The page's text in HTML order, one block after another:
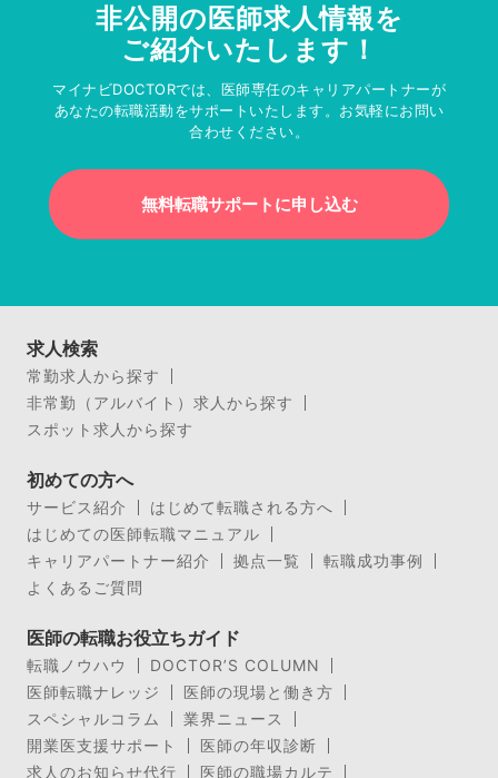
非公開の医師求人情報を
ご紹介いたします！
マイナビDOCTORでは、医師専任のキャリアパートナーが
あなたの転職活動をサポートいたします。お気軽にお問い
合わせください。
無料転職サポートに申し込む
求人検索
常勤求人から探す
非常勤（アルバイト）求人から探す
スポット求人から探す
初めての方へ
サービス紹介
はじめて転職される方へ
はじめての医師転職マニュアル
キャリアパートナー紹介
拠点一覧
転職成功事例
よくあるご質問
医師の転職お役立ちガイド
転職ノウハウ
DOCTOR’S COLUMN
医師転職ナレッジ
医師の現場と働き方
スペシャルコラム
業界ニュース
開業医支援サポート
医師の年収診断
求人のお知らせ代行
医師の職場カルテ